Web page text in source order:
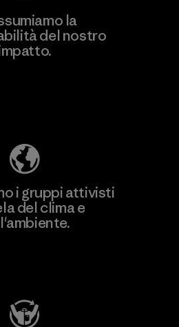
la
del nostro
i gruppi attivisti
del clima e